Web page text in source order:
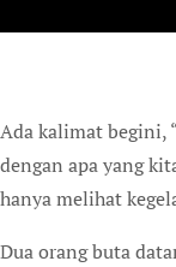
Ada kalimat begini,
dengan apa yang
hanya melihat
Dua orang buta